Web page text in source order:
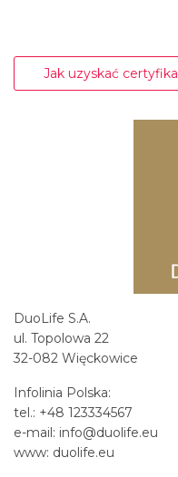
Jak uzyskać
DuoLife S.A.
ul. Topolowa 22
32-082 Więckowice
Infolinia Polska:
tel.: +48 123334567
e-mail: info@duolife.eu
www: duolife.eu